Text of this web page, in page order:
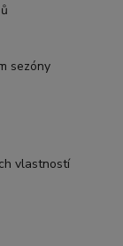
sezóny
vlastností